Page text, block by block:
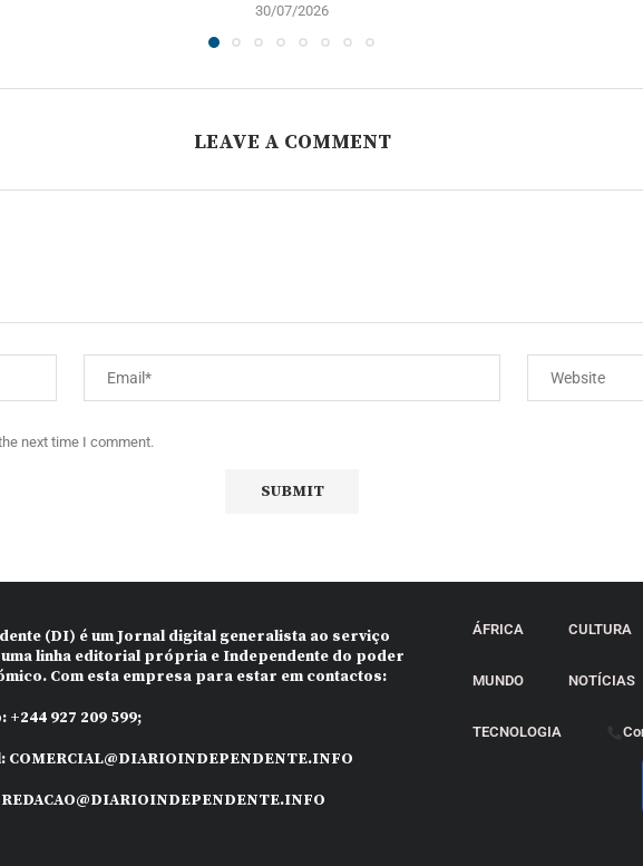
30/07/2026
LEAVE A COMMENT
next time I comment.
(DI) é um Jornal digital generalista ao serviço
uma linha editorial própria e Independente do poder
Com esta empresa para estar em contactos:
+244 927 209 599;
COMERCIAL@DIARIOINDEPENDENTE.INFO
REDACAO@DIARIOINDEPENDENTE.INFO
ÁFRICA CULTURA
MUNDO NOTÍCIAS
TECNOLOGIA